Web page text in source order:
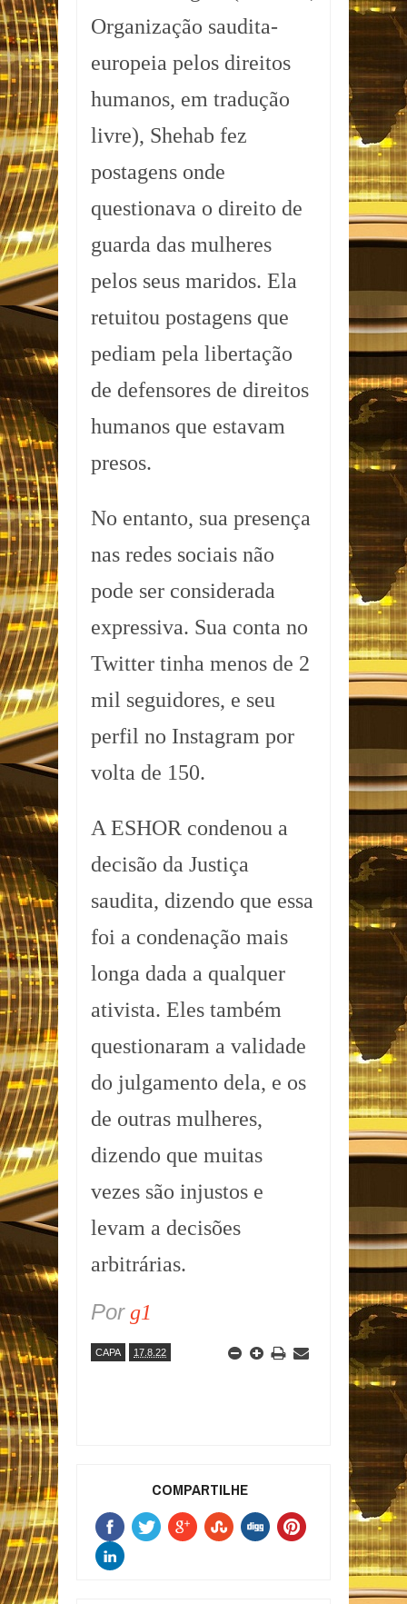
Organização saudita-
europeia pelos direitos
humanos, em tradução
livre), Shehab fez
postagens onde
questionava o direito de
guarda das mulheres
pelos seus maridos. Ela
retuitou postagens que
pediam pela libertação
de defensores de direitos
humanos que estavam
presos.
No entanto, sua presença
nas redes sociais não
pode ser considerada
expressiva. Sua conta no
Twitter tinha menos de 2
mil seguidores, e seu
perfil no Instagram por
volta de 150.
A ESHOR condenou a
decisão da Justiça
saudita, dizendo que essa
foi a condenação mais
longa dada a qualquer
ativista. Eles também
questionaram a validade
do julgamento dela, e os
de outras mulheres,
dizendo que muitas
vezes são injustos e
levam a decisões
arbitrárias.
Por g1
CAPA 17.8.22
COMPARTILHE